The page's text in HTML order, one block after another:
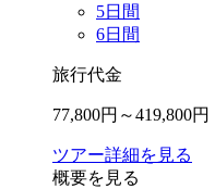
5日間
6日間
旅行代金
77,800円～419,800円
ツアー詳細を見る
概要を見る